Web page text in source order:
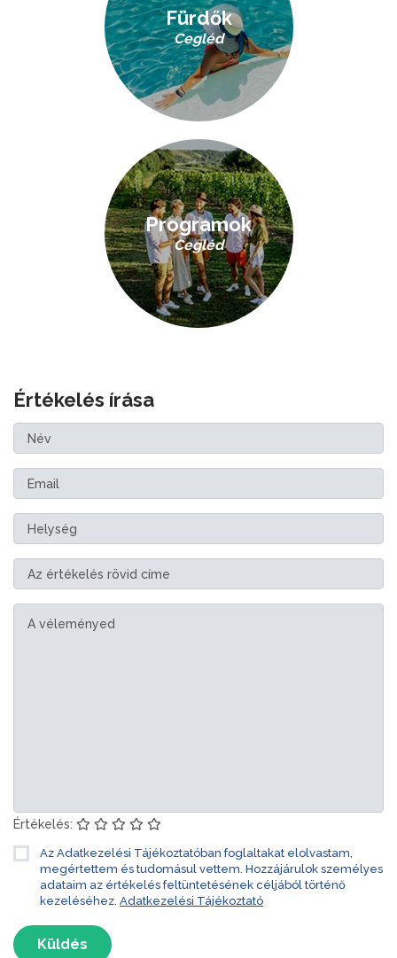
Fürdők
Cegléd
Programok
Cegléd
Értékelés írása
Értékelés:
Az Adatkezelési Tájékoztatóban foglaltakat elolvastam,
megértettem és tudomásul vettem. Hozzájárulok személyes
adataim az értékelés feltüntetésének céljából történő
kezeléséhez. Adatkezelési Tájékoztató
Küldés